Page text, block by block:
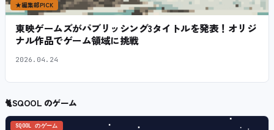
★編集部PICK
東映ゲームズがパブリッシング3タイトルを発表！オリジ
ナル作品でゲーム領域に挑戦
2026.04.24
🐈SQOOL のゲーム
SQOOL のゲーム